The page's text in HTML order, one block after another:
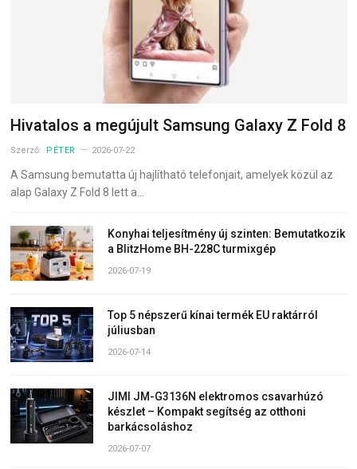
Hivatalos a megújult Samsung Galaxy Z Fold 8
Szerző: PÉTER 2026-07-22
A Samsung bemutatta új hajlítható telefonjait, amelyek közül az
alap Galaxy Z Fold 8 lett a…
Konyhai teljesítmény új szinten: Bemutatkozik
a BlitzHome BH-228C turmixgép
2026-07-19
Top 5 népszerű kínai termék EU raktárról
júliusban
2026-07-14
JIMI JM-G3136N elektromos csavarhúzó
készlet – Kompakt segítség az otthoni
barkácsoláshoz
2026-07-07